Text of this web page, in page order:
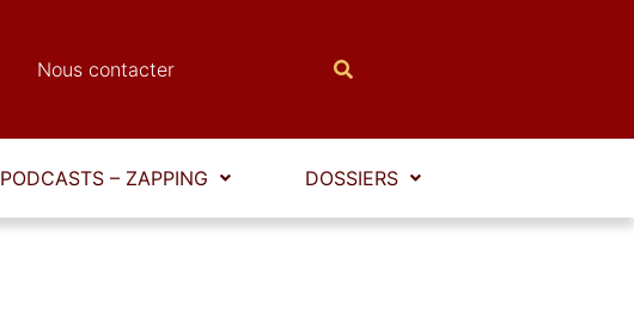
Nous contacter
PODCASTS – ZAPPING DOSSIERS